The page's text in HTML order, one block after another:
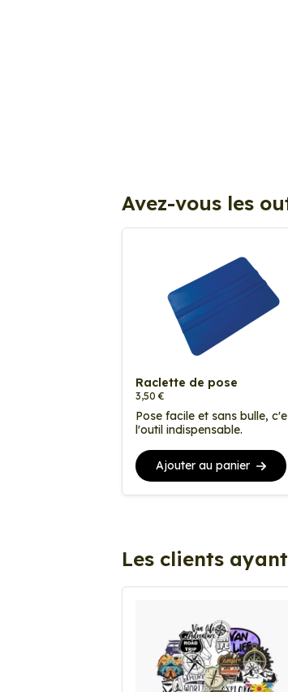
Avez-vous les
Raclette de pose
3,50 €
Pose facile et sans bulle,
l'outil indispensable.
Ajouter au panier
Les clients